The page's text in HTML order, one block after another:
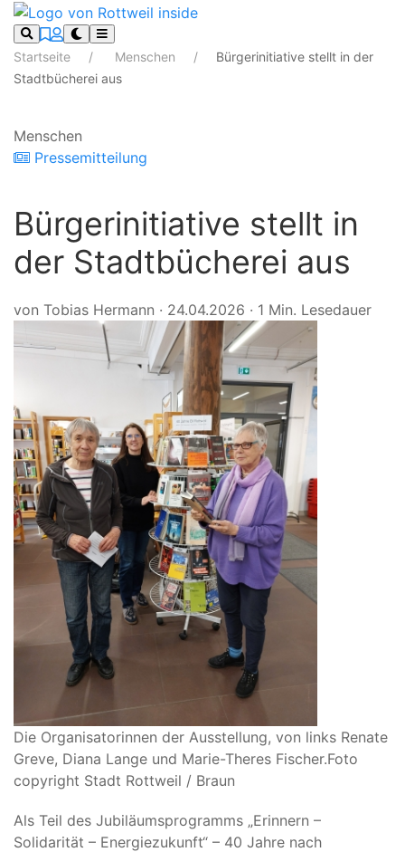
Startseite Menschen
Bürgerinitiative stellt in der
Stadtbücherei aus
Menschen
Pressemitteilung
Bürgerinitiative stellt in
der Stadtbücherei aus
von Tobias Hermann · 24.04.2026 · 1 Min. Lesedauer
Die Organisatorinnen der Ausstellung, von links Renate
Greve, Diana Lange und Marie-Theres Fischer.Foto
copyright Stadt Rottweil / Braun
Als Teil des Jubiläumsprogramms „Erinnern –
Solidarität – Energiezukunft“ – 40 Jahre nach